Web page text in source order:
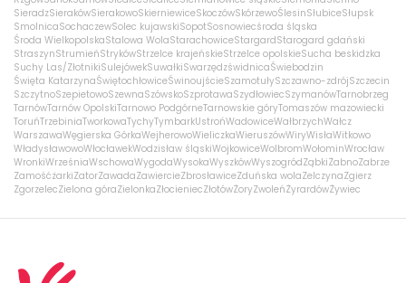
SieradzSierakówSierakowoSkierniewiceSkoczówSkórzewoŚlesinSłubiceSłupsk
SmolnicaSochaczewSolec kujawskiSopotSosnowiecśroda śląska
Środa WielkopolskaStalowa WolaStarachowiceStargardStarogard gdański
StraszynStrumieńStrykówStrzelce krajeńskieStrzelce opolskieSucha beskidzka
Suchy Las/ZłotnikiSulejówekSuwałkiSwarzędzświdnicaŚwiebodzin
Święta KatarzynaŚwiętochłowiceŚwinoujścieSzamotułySzczawno-zdrójSzczecin
SzczytnoSzepietowoSzewnaSzówskoSzprotawaSzydłowiecSzymanówTarnobrzeg
TarnówTarnów OpolskiTarnowo PodgórneTarnowskie góryTomaszów mazowiecki
ToruńTrzebiniaTworkowaTychyTymbarkUstrońWadowiceWałbrzychWałcz
WarszawaWęgierska GórkaWejherowoWieliczkaWieruszówWiryWisłaWitkowo
WładysławowoWłocławekWodzisław śląskiWojkowiceWolbromWołominWrocław
WronkiWrześniaWschowaWygodaWysokaWyszkówWyszogródZąbkiŻabnoZabrze
ZamośćżarkiZatorZawadaZawiercieZbrosławiceZduńska wolaZelczynaZgierz
ZgorzelecZielona góraZielonkaZłocieniecZłotówŻoryZwoleńŻyrardówŻywiec